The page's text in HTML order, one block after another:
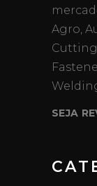
Agro,
SEJA